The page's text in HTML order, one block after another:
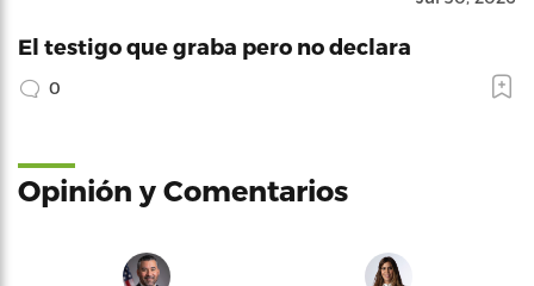
El testigo que graba pero no declara
0
Opinión y Comentarios